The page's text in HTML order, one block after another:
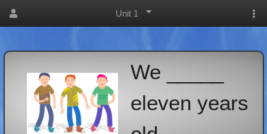
Unit 1
We _____
eleven years